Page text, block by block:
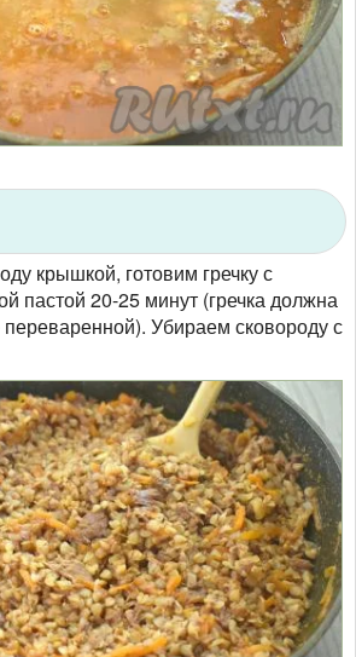
крышкой, готовим гречку с
пастой 20-25 минут (гречка должна
переваренной). Убираем сковороду с